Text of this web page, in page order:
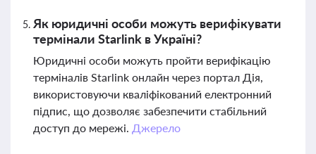
Як юридичні особи можуть верифікувати
термінали Starlink в Україні?
Юридичні особи можуть пройти верифікацію
терміналів Starlink онлайн через портал Дія,
використовуючи кваліфікований електронний
підпис, що дозволяє забезпечити стабільний
доступ до мережі. Джерело